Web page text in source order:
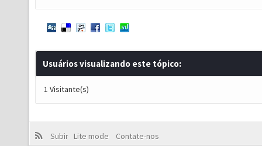
Usuários visualizando este tópico:
1 Visitante(s)
Subir Lite mode
Contate-nos